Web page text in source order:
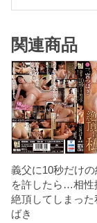
N
M
I
D
A
)
個
関連商品
義父に10秒だけの
を許したら…相性
絶頂してしまった
ばき